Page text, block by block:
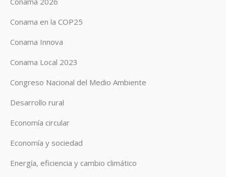
Conama en la COP25
Conama Innova
Conama Local 2023
Congreso Nacional del Medio Ambiente
Desarrollo rural
Economía circular
Economía y sociedad
Energía, eficiencia y cambio climático